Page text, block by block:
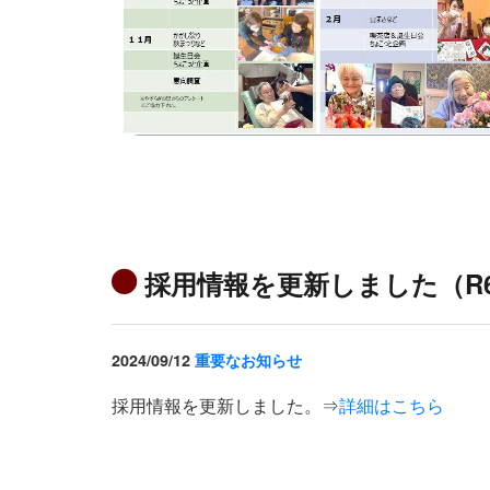
採用情報を更新しました（
2024/09/12 重要なお知らせ
採用情報を更新しました。⇒詳細はこちら